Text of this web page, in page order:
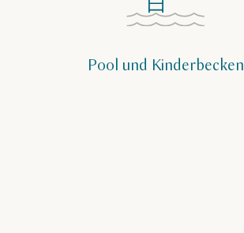
Pool und Kinderbecken